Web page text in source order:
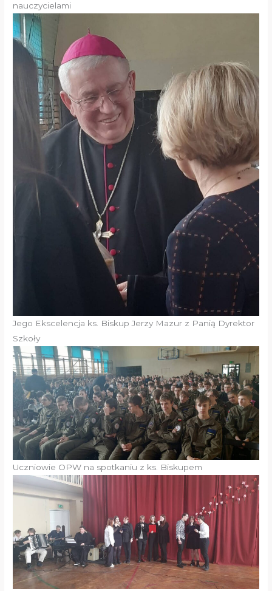
nauczycielami
Jego Ekscelencja ks. Biskup Jerzy Mazur z Panią Dyrektor
Szkoły
Uczniowie OPW na spotkaniu z ks. Biskupem